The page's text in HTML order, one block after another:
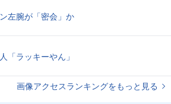
左腕が「密会」か
「ラッキーやん」
画像アクセスランキングをもっと見る